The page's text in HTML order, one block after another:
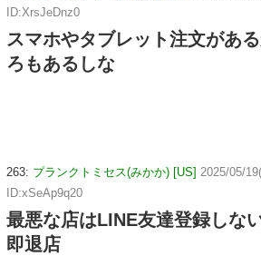
ID:XrsJeDnz0
スマホやタブレット注文があ
ろもあるしな
263: プランクトミセス(みかか) [US] 2025/05/
ID:xSeAp9q20
最悪な店はLINE友達登録しな
即退店